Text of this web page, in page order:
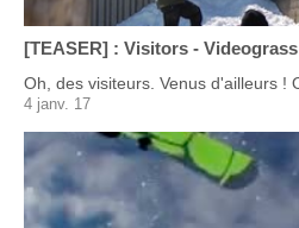
[TEASER] : Visitors - Videograss
Oh, des visiteurs. Venus d'ailleurs !
4 janv. 17